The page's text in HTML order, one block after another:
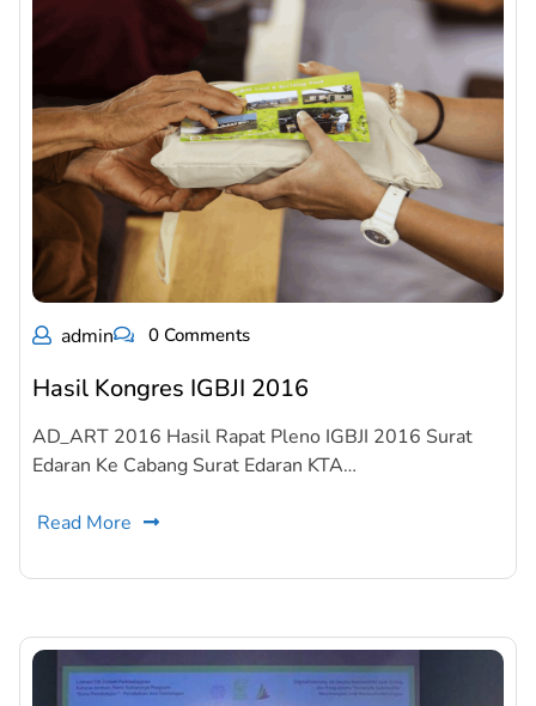
admin 0 Comments
Hasil Kongres IGBJI 2016
AD_ART 2016 Hasil Rapat Pleno IGBJI 2016 Surat
Edaran Ke Cabang Surat Edaran KTA…
Read More